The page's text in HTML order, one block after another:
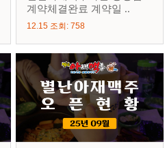
계약체결완료 계약일 ..
12.15 조회: 758